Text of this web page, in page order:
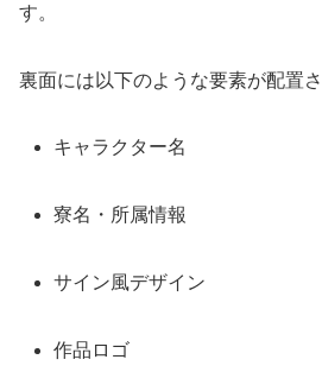
す。
裏面には以下のような要素が配置
キャラクター名
寮名・所属情報
サイン風デザイン
作品ロゴ